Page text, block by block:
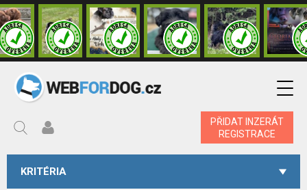
PŘIDAT INZERÁT
REGISTRACE
KRITÉRIA